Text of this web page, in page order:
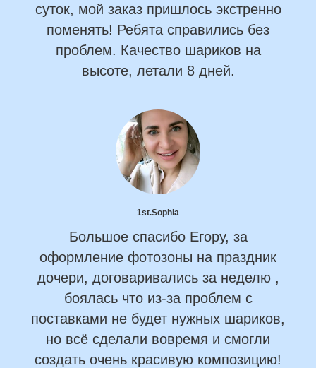
суток, мой заказ пришлось экстренно
поменять! Ребята справились без
проблем. Качество шариков на
высоте, летали 8 дней.
1st.Sophia
Большое спасибо Егору, за
оформление фотозоны на праздник
дочери, договаривались за неделю ,
боялась что из-за проблем с
поставками не будет нужных шариков,
но всё сделали вовремя и смогли
создать очень красивую композицию!